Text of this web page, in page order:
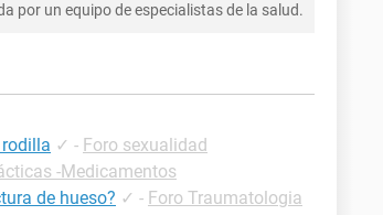
por un equipo de especialistas de la salud.
✓ - Foro sexualidad
-Medicamentos
de hueso? ✓ - Foro Traumatologia